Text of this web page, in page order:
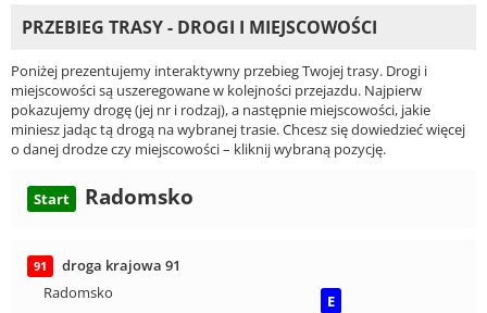
PRZEBIEG TRASY - DROGI I MIEJSCOWOŚCI
Poniżej prezentujemy interaktywny przebieg Twojej trasy. Drogi i
miejscowości są uszeregowane w kolejności przejazdu. Najpierw
pokazujemy drogę (jej nr i rodzaj), a następnie miejscowości, jakie
miniesz jadąc tą drogą na wybranej trasie. Chcesz się dowiedzieć więcej
o danej drodze czy miejscowości – kliknij wybraną pozycję.
Start Radomsko
91
droga krajowa 91
Radomsko
E